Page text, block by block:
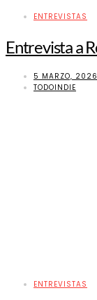
ENTREVISTAS
Entrevista a
5 MARZO, 2026
TODOINDIE
ENTREVISTAS